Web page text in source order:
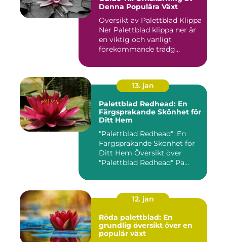
Denna Populära Växt
Översikt av Palettblad Klippa
Ner Palettblad klippa ner är
en viktig och vanligt
förekommande trädg...
13. jan
Palettblad Redhead: En
Färgsprakande Skönhet för
Ditt Hem
"Palettblad Redhead": En
Färgsprakande Skönhet för
Ditt Hem Översikt över
"Palettblad Redhead" Pa...
12. jan
Röda palettblad: En
grundlig översikt över en
populär växt